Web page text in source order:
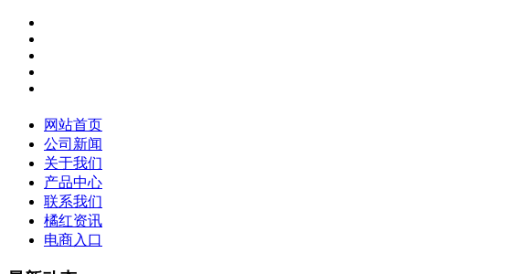
网站首页
公司新闻
关于我们
产品中心
联系我们
橘红资讯
电商入口